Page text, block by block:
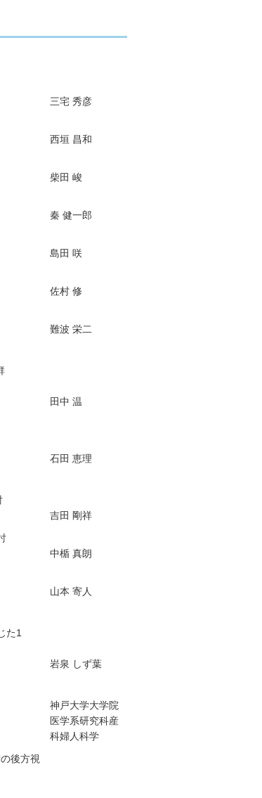
三宅 秀彦
西垣 昌和
柴田 峻
秦 健一郎
島田 咲
佐村 修
難波 栄二
田中 温
石田 恵理
吉田 剛祥
中楯 真朗
山本 寄人
た1
岩泉 しず葉
神戸大学大学院
医学系研究科産
科婦人科学
後方視